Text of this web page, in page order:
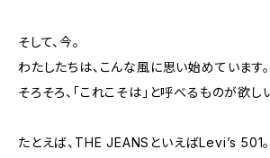
そして、今。
わたしたちは、こんな風に思い始めています。
そろそろ、「これこそは」と呼べるものが欲しい
たとえば、THE JEANSといえばLevi’s 501。